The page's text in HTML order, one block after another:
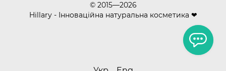
© 2015—2026
Hillary - Інноваційна натуральна косметика ❤